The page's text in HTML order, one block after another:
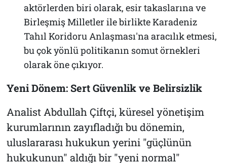
aktörlerden biri olarak, esir takaslarına ve
Birleşmiş Milletler ile birlikte Karadeniz
Tahıl Koridoru Anlaşması'na aracılık etmesi,
bu çok yönlü politikanın somut örnekleri
olarak öne çıkıyor.
Yeni Dönem: Sert Güvenlik ve Belirsizlik
Analist Abdullah Çiftçi, küresel yönetişim
kurumlarının zayıfladığı bu dönemin,
uluslararası hukukun yerini "güçlünün
hukukunun" aldığı bir "yeni normal"